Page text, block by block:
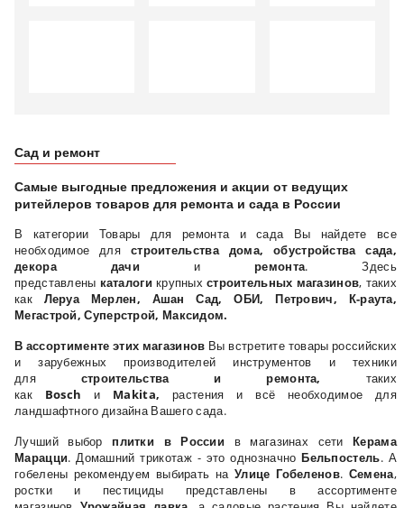
Сад и ремонт
Самые выгодные предложения и акции от ведущих
ритейлеров товаров для ремонта и сада в России
В категории Товары для ремонта и сада Вы найдете все
необходимое для строительства дома, обустройства сада,
декора дачи иремонта. Здесь
представлены каталоги крупных строительных магазинов, таких
как Леруа Мерлен, Ашан Сад, ОБИ,Петрович, К-раута,
Мегастрой, Суперстрой, Максидом.
В ассортименте этих магазинов Вы встретите товары российских
и зарубежных производителей инструментов и техники
для строительства и ремонта, таких
как Bosch и Makita, растения и всё необходимое для
ландшафтного дизайна Вашего сада.
Лучший выбор плитки в России в магазинах сетиКерама
Марацци. Домашний трикотаж - это однозначноБельпостель. А
гобелены рекомендуем выбирать наУлице Гобеленов. Семена,
ростки и пестициды представлены в ассортименте